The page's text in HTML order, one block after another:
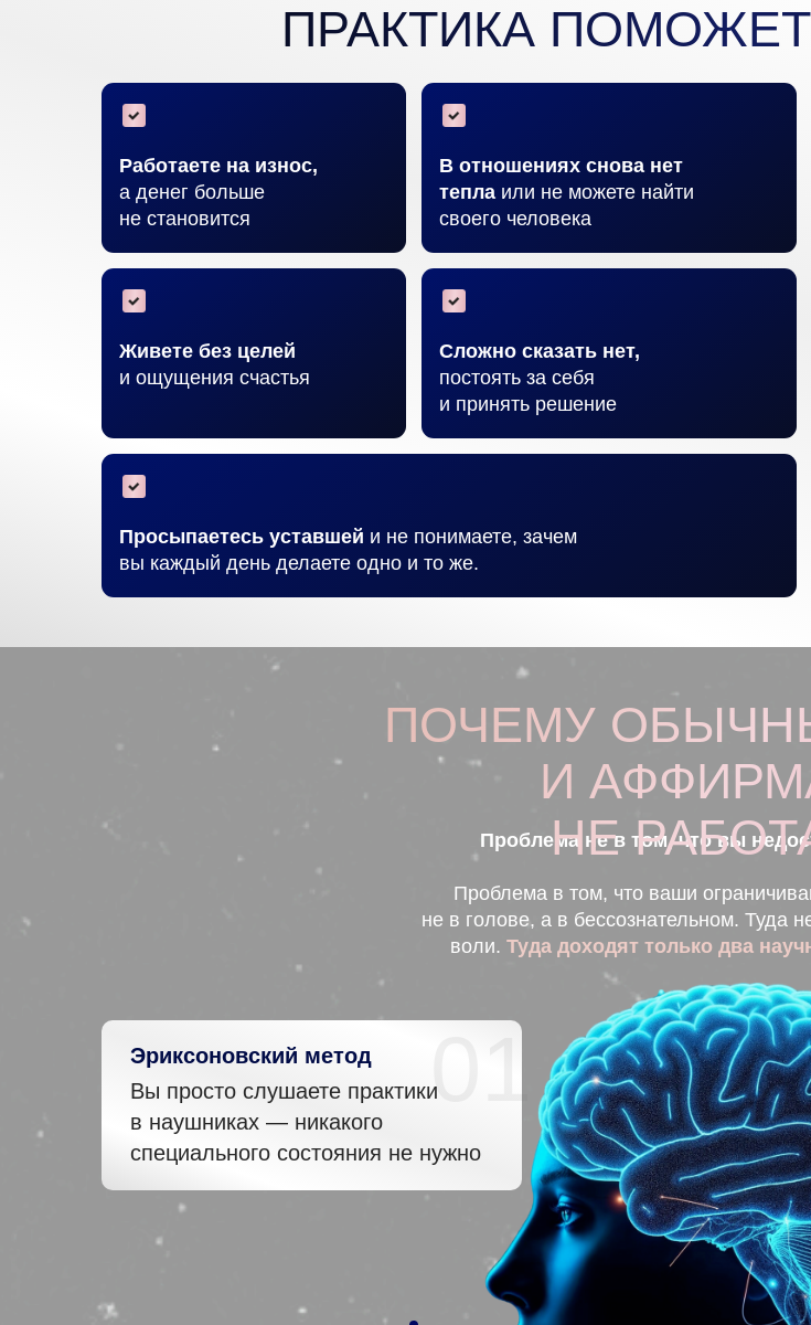
ПРАКТИКА
Работаете на износ,
а денег больше
не становится
В отношениях снова нет
тепла или не можете найти
своего человека
Живете без целей
и ощущения счастья
Сложно сказать нет,
постоять за себя
и принять решение
Просыпаетесь уставшей и не понимаете, зачем
вы каждый день делаете одно и то же.
Проблема не в том, что вы
Проблема в том, что ваши
не в голове, а в бессознательном. Туда
воли. Туда доходят только два
ПОЧЕМУ
И
НЕ
Эриксоновский метод 01
Вы просто слушаете практики
в наушниках — никакого
специального состояния не нужно